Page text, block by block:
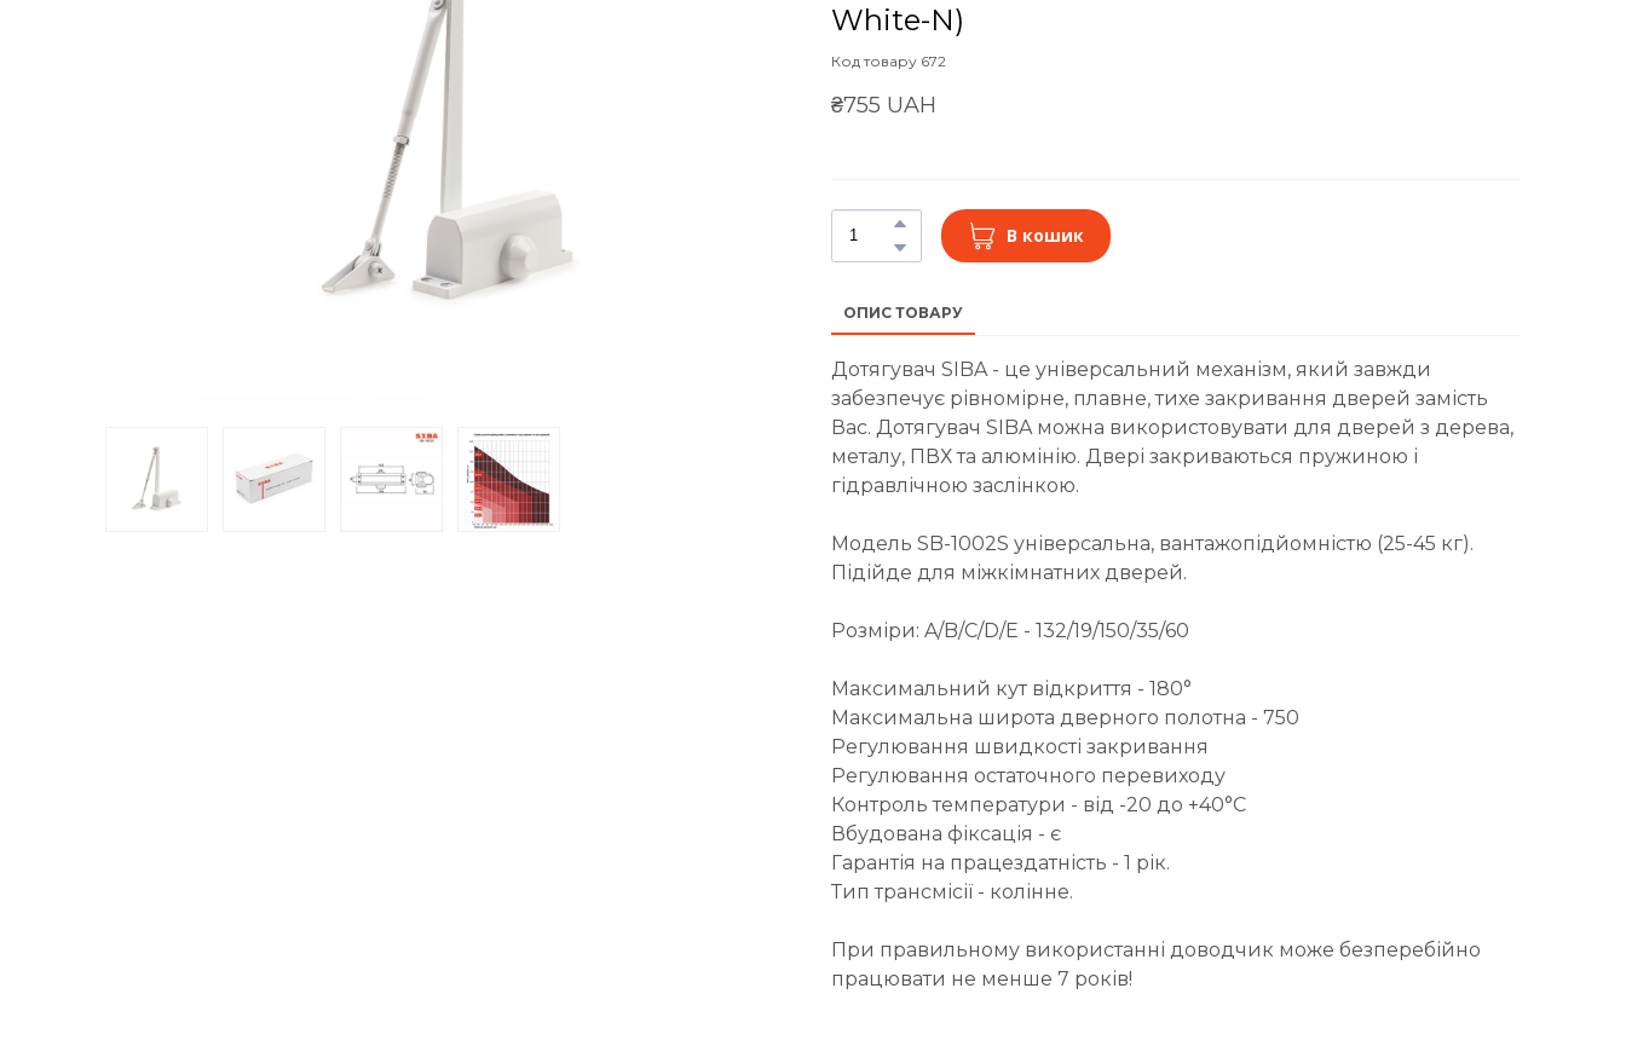
White-N)
Код товару 672
₴755 UAH
В кошик
ОПИС ТОВАРУ
Дотягувач SIBA - це універсальний механізм, який завжди
забезпечує рівномірне, плавне, тихе закривання дверей замість
Вас. Дотягувач SIBA можна використовувати для дверей з дерева,
металу, ПВХ та алюмінію. Двері закриваються пружиною і
гідравлічною заслінкою.
Модель SB-1002S універсальна, вантажопідйомністю (25-45 кг).
Підійде для міжкімнатних дверей.
Розміри: A/B/C/D/E - 132/19/150/35/60
Максимальний кут відкриття - 180°
Максимальна широта дверного полотна - 750
Регулювання швидкості закривання
Регулювання остаточного перевиходу
Контроль температури - від -20 до +40°C
Вбудована фіксація - є
Гарантія на працездатність - 1 рік.
Тип трансмісії - колінне.
При правильному використанні доводчик може безперебійно
працювати не менше 7 років!